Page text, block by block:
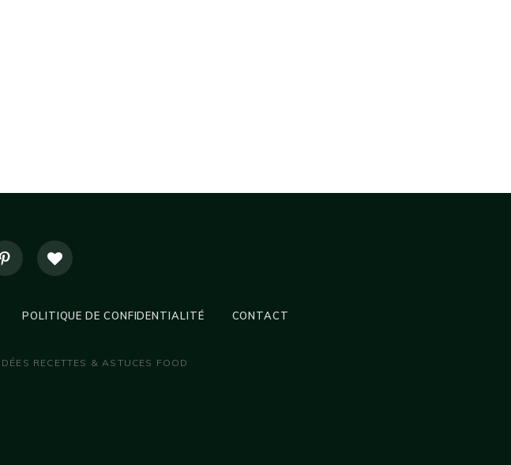
POLITIQUE DE CONFIDENTIALITÉ CONTACT
RECETTES & ASTUCES FOOD